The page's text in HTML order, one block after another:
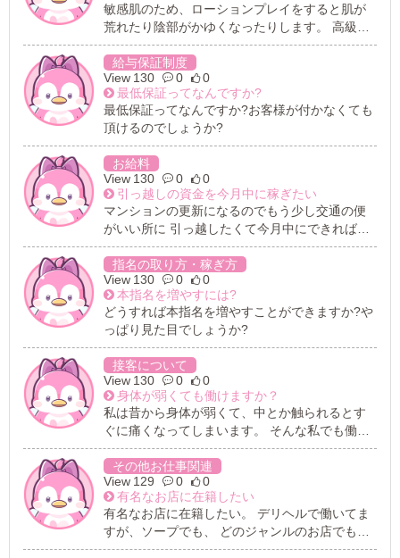
敏感肌のため、ローションプレイをすると肌が
荒れたり陰部がかゆくなったりします。 高級ソ
ープでのお仕事では、マットプレイは必ずでき
なければいけないのでしょうか。 マットやロー
ションプレイなしだと高級ソープのお仕事はで
きませんか?
給与保証制度
130
0
0
最低保証ってなんですか?
最低保証ってなんですか?お客様が付かなくても
頂けるのでしょうか?
お給料
130
0
0
引っ越しの資金を今月中に稼ぎたい
マンションの更新になるのでもう少し交通の便
がいい所に 引っ越したくて今月中にできれば稼
ぎたい 今、キャバで働いていますが稼げてなく
て風俗も考えてます。
指名の取り方・稼ぎ方
130
0
0
本指名を増やすには?
どうすれば本指名を増やすことができますか?や
っぱり見た目でしょうか?
接客について
130
0
0
身体が弱くても働けますか？
私は昔から身体が弱くて、中とか触られるとす
ぐに痛くなってしまいます。 そんな私でも働け
るのでしょうか？ できれば触られずに働けると
嬉しいです。
その他お仕事関連
129
0
0
有名なお店に在籍したい
有名なお店に在籍したい。 デリヘルで働いてま
すが、ソープでも、 どのジャンルのお店でも有
名なお店で仕事をしてみたい。 何か自信を持ち